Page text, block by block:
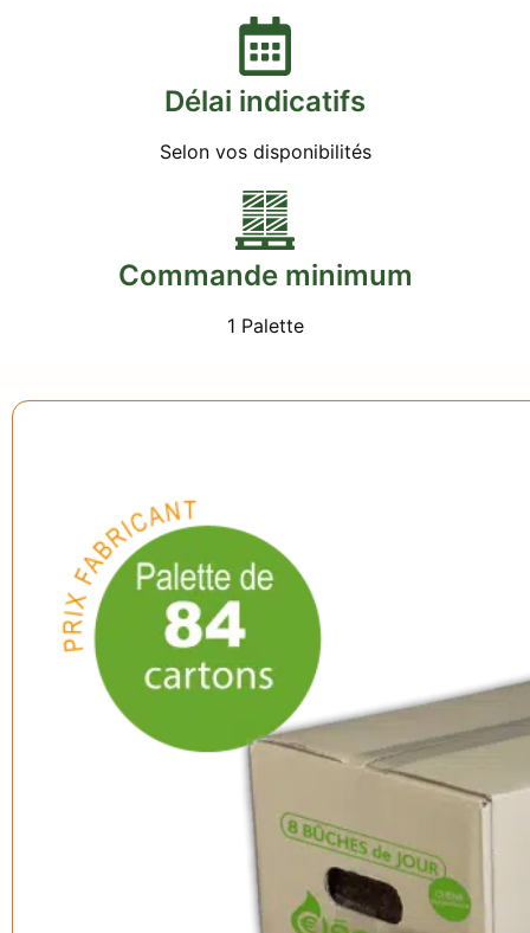
Délai indicatifs
Selon vos disponibilités
Commande minimum
1 Palette